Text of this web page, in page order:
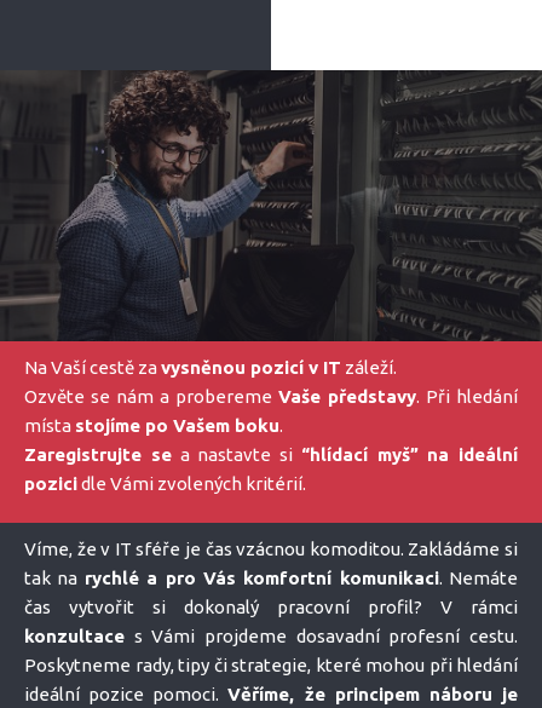
Na Vaší cestě zavysněnou pozicí v IT záleží.
Ozvěte se nám a probereme Vaše představy. Při hledání
místa stojíme po Vašem boku.
Zaregistrujte sea nastavte si “hlídací myš” na ideální
pozicidle Vámi zvolených kritérií.
Víme, že v IT sféře je čas vzácnou komoditou. Zakládáme si
tak na rychlé a pro Vás komfortní komunikaci. Nemáte
čas vytvořit si dokonalý pracovní profil? V rámci
konzultace s Vámi projdeme dosavadní profesní cestu.
Poskytneme rady, tipy či strategie, které mohou při hledání
ideální pozice pomoci.Věříme, že principem náboru je